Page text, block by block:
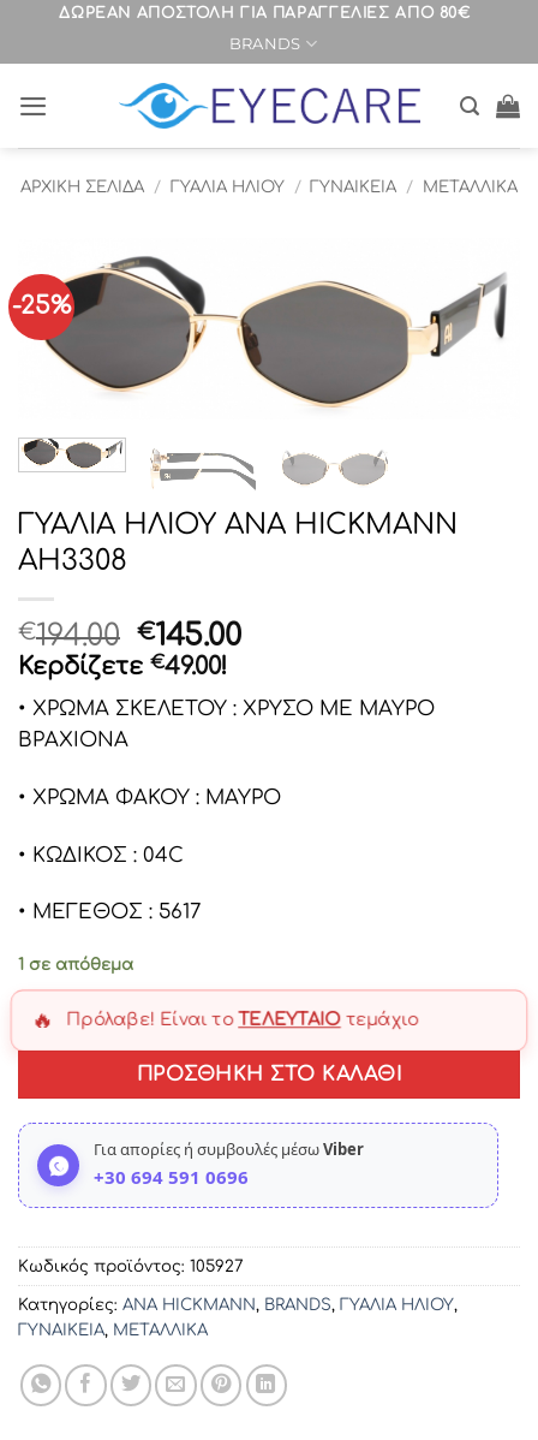
ΜετάβασηΔΩΡΕΑΝ ΑΠΟΣΤΟΛΗ ΓΙΑ ΠΑΡΑΓΓΕΛΙΕΣ ΑΠΟ 80€
BRANDS
ΑΡΧΙΚΉ ΣΕΛΊΔΑ / ΓΥΑΛΙΑ ΗΛΙΟΥ / ΓΥΝΑΙΚΕΙΑ / ΜΕΤΑΛΛΙΚΑ
-25%
ΓΥΑΛΙΑ ΗΛΙΟΥ ANA HICKMANN
AH3308
€194.00 Original
price
was:
€194.00.
€145.00Η
τιμή
είναι:
Κερδίζετε €49.00!
• ΧΡΩΜΑ ΣΚΕΛΕΤΟΥ : ΧΡΥΣΟ ΜΕ ΜΑΥΡΟ
ΒΡΑΧΙΟΝΑ
• ΧΡΩΜΑ ΦΑΚΟΥ : ΜΑΥΡΟ
• ΚΩΔΙΚΟΣ : 04C
• ΜΕΓΕΘΟΣ : 5617
1 σε απόθεμα
🔥 Πρόλαβε! Είναι το ΤΕΛΕΥΤΑΊΟτεμάχιο
ΠΡΟΣΘΉΚΗ ΣΤΟ ΚΑΛΆΘΙ
Για απορίες ή συμβουλές μέσωViber
+30 694 591 0696
Κωδικός προϊόντος: 105927
Κατηγορίες: ANA HICKMANN, BRANDS, ΓΥΑΛΙΑ ΗΛΙΟΥ,
ΓΥΝΑΙΚΕΙΑ, ΜΕΤΑΛΛΙΚΑ